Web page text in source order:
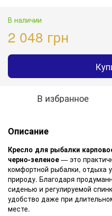
В наличии
2 048 грн
В избранное
Описание
Кресло для рыбалки
черно-зеленое — это
комфортной рыбалки, отдыха
природу. Благодаря
сиденью и регулируемой
удобство даже при
месте.